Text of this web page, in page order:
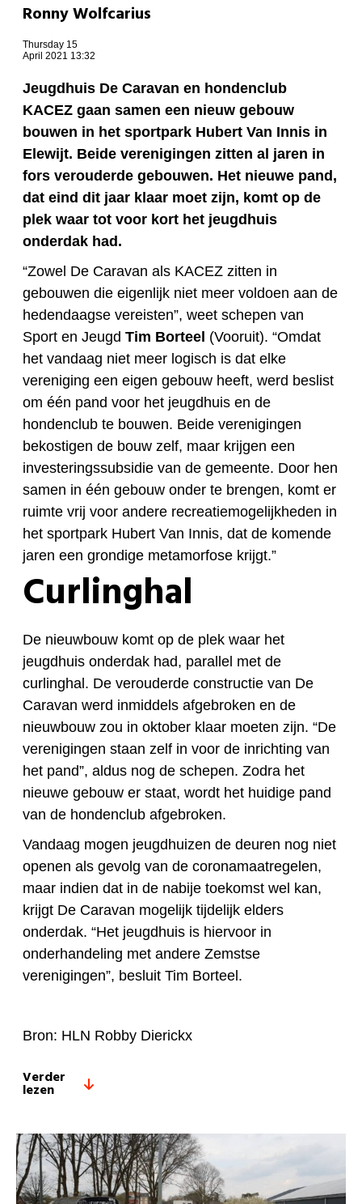
Ronny Wolfcarius
Thursday 15
April 2021 13:32
Jeugdhuis De Caravan en hondenclub
KACEZ gaan samen een nieuw gebouw
bouwen in het sportpark Hubert Van Innis in
Elewijt. Beide verenigingen zitten al jaren in
fors verouderde gebouwen. Het nieuwe pand,
dat eind dit jaar klaar moet zijn, komt op de
plek waar tot voor kort het jeugdhuis
onderdak had.
“Zowel De Caravan als KACEZ zitten in
gebouwen die eigenlijk niet meer voldoen aan de
hedendaagse vereisten”, weet schepen van
Sport en Jeugd Tim Borteel (Vooruit). “Omdat
het vandaag niet meer logisch is dat elke
vereniging een eigen gebouw heeft, werd beslist
om één pand voor het jeugdhuis en de
hondenclub te bouwen. Beide verenigingen
bekostigen de bouw zelf, maar krijgen een
investeringssubsidie van de gemeente. Door hen
samen in één gebouw onder te brengen, komt er
ruimte vrij voor andere recreatiemogelijkheden in
het sportpark Hubert Van Innis, dat de komende
jaren een grondige metamorfose krijgt.”
Curlinghal
De nieuwbouw komt op de plek waar het
jeugdhuis onderdak had, parallel met de
curlinghal. De verouderde constructie van De
Caravan werd inmiddels afgebroken en de
nieuwbouw zou in oktober klaar moeten zijn. “De
verenigingen staan zelf in voor de inrichting van
het pand”, aldus nog de schepen. Zodra het
nieuwe gebouw er staat, wordt het huidige pand
van de hondenclub afgebroken.
Vandaag mogen jeugdhuizen de deuren nog niet
openen als gevolg van de coronamaatregelen,
maar indien dat in de nabije toekomst wel kan,
krijgt De Caravan mogelijk tijdelijk elders
onderdak. “Het jeugdhuis is hiervoor in
onderhandeling met andere Zemstse
verenigingen”, besluit Tim Borteel.
Bron: HLN Robby Dierickx
Verder
lezen